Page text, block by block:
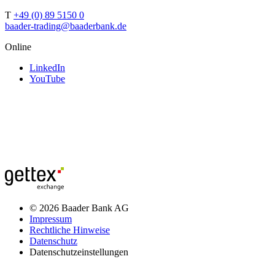
T +49 (0) 89 5150 0
baader-trading@baaderbank.de
Online
LinkedIn
YouTube
© 2026 Baader Bank AG
Impressum
Rechtliche Hinweise
Datenschutz
Datenschutzeinstellungen